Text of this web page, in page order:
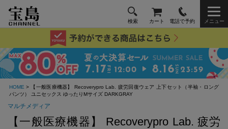
検索 カート 電話で予約 メニュー
HOME > 【一般医療機器】 Recoverypro Lab. 疲労回復ウェア 上下セット（半袖・ロング
パンツ） ユニセックス ゆったりMサイズ DARKGRAY
マルチメディア
【一般医療機器】 Recoverypro Lab. 疲労